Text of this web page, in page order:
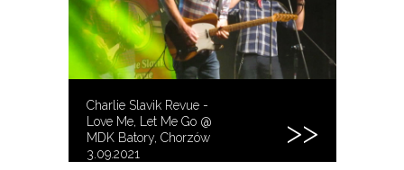
Charlie Slavik Revue -
Love Me, Let Me Go @
MDK Batory, Chorzów
3.09.2021